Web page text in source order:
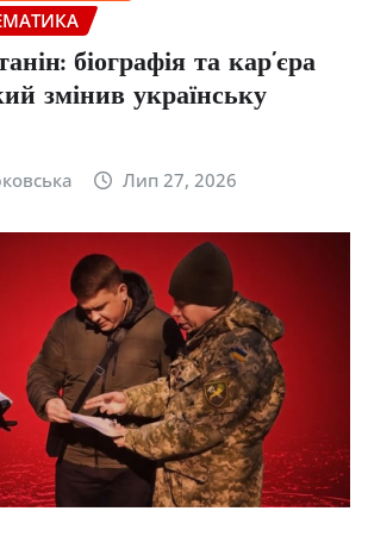
біографія та кар’єра
змінив українську
Лип 27, 2026